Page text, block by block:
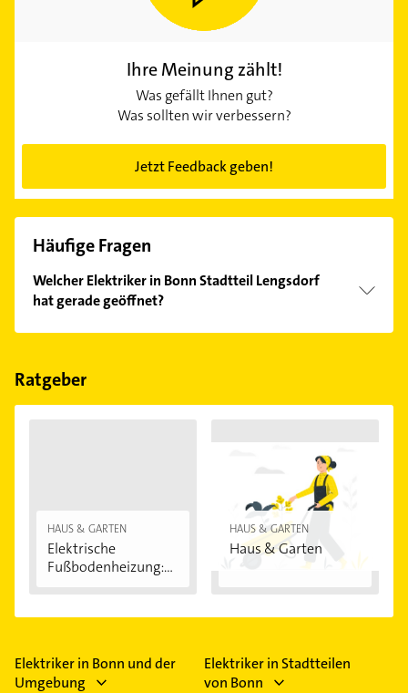
Ihre Meinung zählt!
Was gefällt Ihnen gut?
Was sollten wir verbessern?
Jetzt Feedback geben!
Häufige Fragen
Welcher Elektriker in Bonn Stadtteil Lengsdorf
hat gerade geöffnet?
Im Anbieter-Bereich finden Sie alleÖffnungszeiten.
Feiertagen abweichen können.
Ratgeber
HAUS & GARTEN
Elektrische
Fußbodenheizung:
HAUS & GARTEN
Haus & Garten
Elektriker in Bonn und der
Umgebung
Elektriker in Stadtteilen
von Bonn